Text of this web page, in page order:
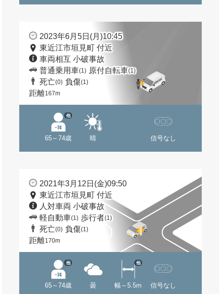
2023年6月5日(月)10:45
東近江市垣見町 付近
車両相互 小破事故
普通乗用車(1) 原付自転車(1)
死亡(0) 負傷(1)
距離167m
65～74歳
他
晴 信号なし
2021年3月12日(金)09:50
東近江市垣見町 付近
人対車両 小破事故
軽自動車(1) 歩行者(1)
死亡(0) 負傷(1)
距離170m
65～74歳
他
曇 幅～5.5m
他
信号なし